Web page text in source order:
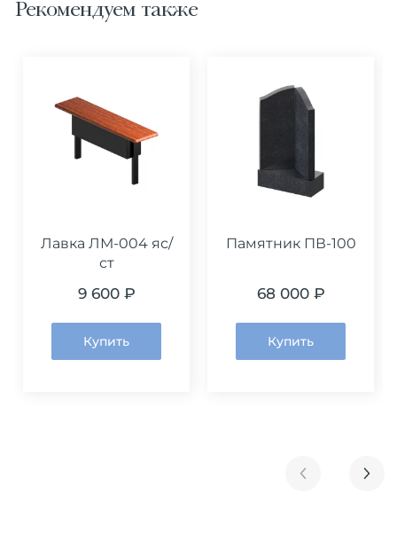
Рекомендуем также
Лавка ЛМ-004 яс/
ст
9 600 ₽
Купить
Памятник ПВ-100
68 000 ₽
Купить